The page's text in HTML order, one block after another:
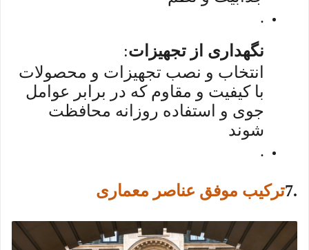
.
نگهداری از تجهیزات:
انتخاب و نصب تجهیزات و محصولات
با کیفیت و مقاوم که در برابر عوامل
جوی و استفاده روزانه محافظت
شوند
.
7.ترکیب موفق عناصر معماری